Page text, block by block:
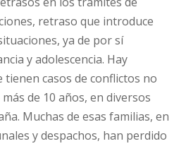
retraso que introduce
ya de por sí
y adolescencia. Hay
tienen casos de conflictos no
de 10 años, en diversos
Muchas de esas familias, en
y despachos, han perdido